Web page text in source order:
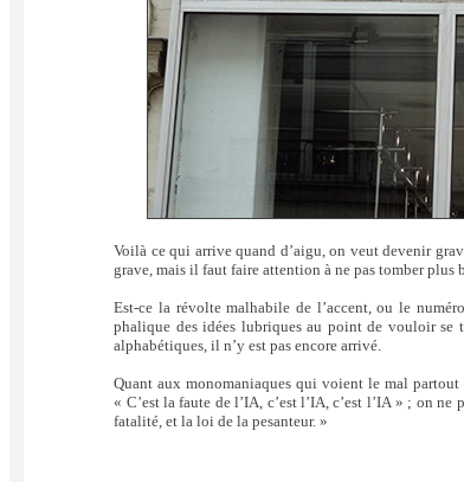
Voilà ce qui arrive quand d’aigu, on veut devenir
grave, mais il faut faire attention à ne pas tomber plus
Est-ce la révolte malhabile de l’accent, ou le
phalique des idées lubriques au point de vouloir se
alphabétiques, il n’y est pas encore arrivé.
Quant aux monomaniaques qui voient le mal
« C’est la faute de l’IA, c’est l’IA, c’est l’IA » ; on
fatalité, et la loi de la pesanteur. »